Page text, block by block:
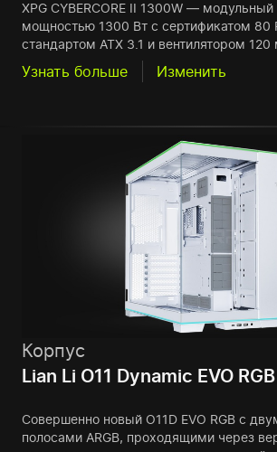
XPG CYBERCORE II 1300W — модульный
мощностью 1300 Вт с сертификатом 80
стандартом ATX 3.1 и вентилятором 120
Узнать больше Изменить
Корпус
Lian Li O11 Dynamic EVO
Совершенно новый O11D EVO RGB с
полосами ARGB, проходящими через